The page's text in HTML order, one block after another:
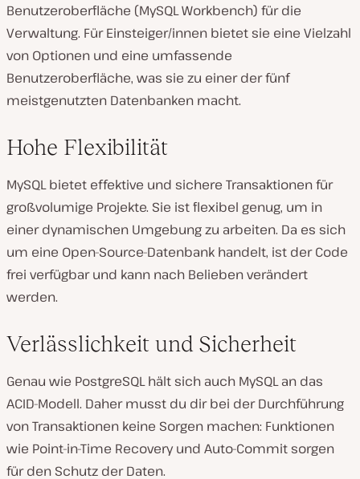
Benutzeroberfläche (MySQL Workbench) für die
Verwaltung. Für Einsteiger/innen bietet sie eine Vielzahl
von Optionen und eine umfassende
Benutzeroberfläche, was sie zu einer der fünf
meistgenutzten Datenbanken macht.
Hohe Flexibilität
MySQL bietet effektive und sichere Transaktionen für
großvolumige Projekte. Sie ist flexibel genug, um in
einer dynamischen Umgebung zu arbeiten. Da es sich
um eine Open-Source-Datenbank handelt, ist der Code
frei verfügbar und kann nach Belieben verändert
werden.
Verlässlichkeit und Sicherheit
Genau wie PostgreSQL hält sich auch MySQL an das
ACID-Modell. Daher musst du dir bei der Durchführung
von Transaktionen keine Sorgen machen: Funktionen
wie Point-in-Time Recovery und Auto-Commit sorgen
für den Schutz der Daten.